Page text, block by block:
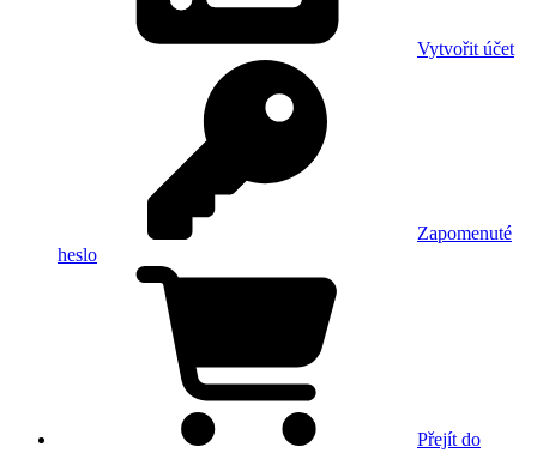
Vytvořit účet
Zapomenuté
heslo
Přejít do